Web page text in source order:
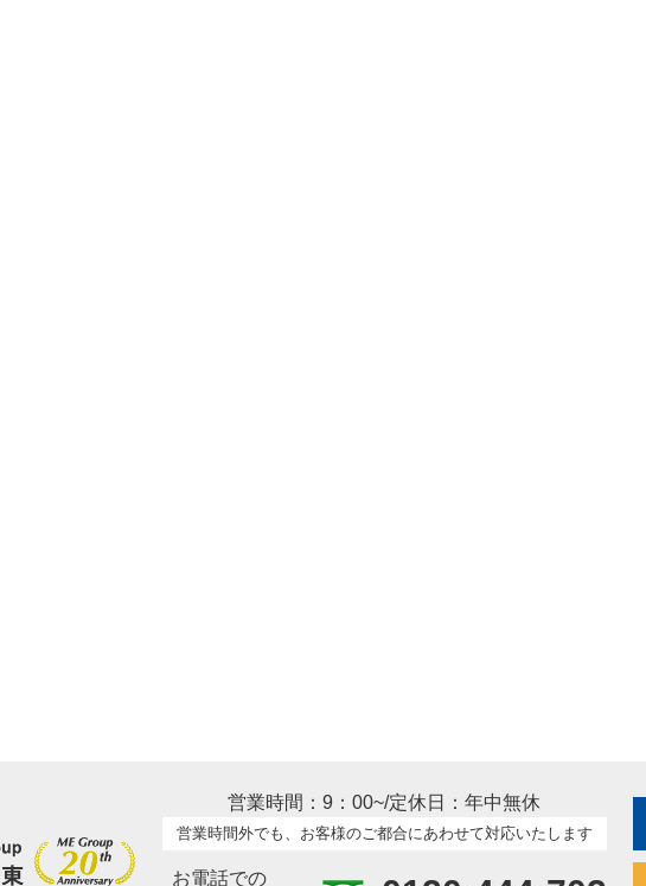
営業時間：9：00~/定休日：年中無休
営業時間外でも、お客様のご都合にあわせて対応いたします
お電話での